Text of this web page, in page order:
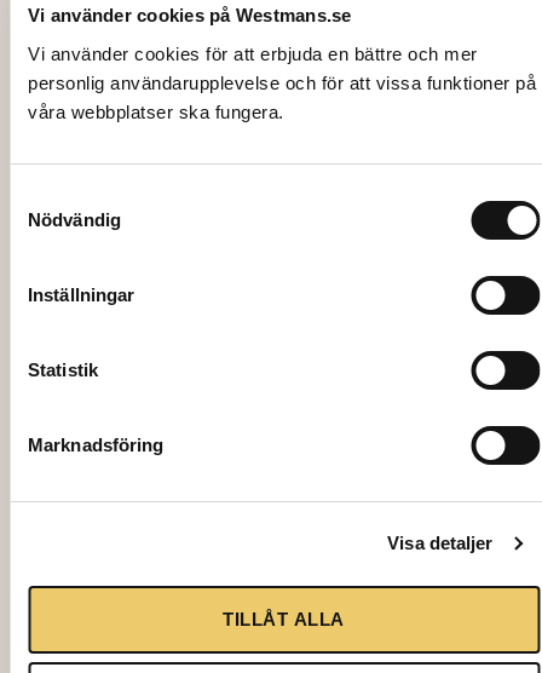
Vi använder cookies på Westmans.se
Vi använder cookies för att erbjuda en bättre och mer
personlig användarupplevelse och för att vissa funktioner på
våra webbplatser ska fungera.
Nödvändig
Inställningar
Statistik
Marknadsföring
Visa detaljer
TILLÅT ALLA
BRÖDKORG, Ø18xH10 cm
21,00kr